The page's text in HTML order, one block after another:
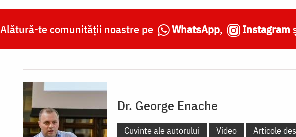
Alătură-te comunității noastre pe WhatsApp, Instagram
Dr. George Enache
Cuvinte ale autorului Video Articole